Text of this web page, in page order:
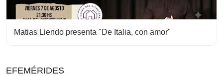
Matias Liendo presenta "De Italia, con amor"
EFEMÉRIDES